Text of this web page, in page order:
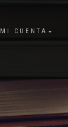
MI CUENTA